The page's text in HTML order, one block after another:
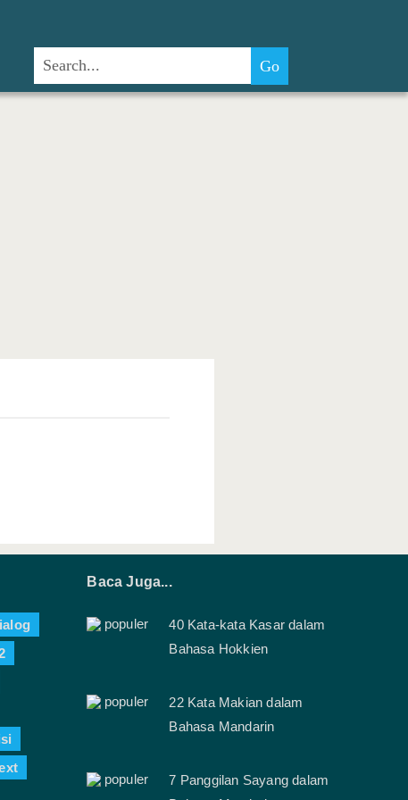
Baca Juga...
40 Kata-kata Kasar dalam
Bahasa Hokkien
22 Kata Makian dalam
Bahasa Mandarin
7 Panggilan Sayang dalam